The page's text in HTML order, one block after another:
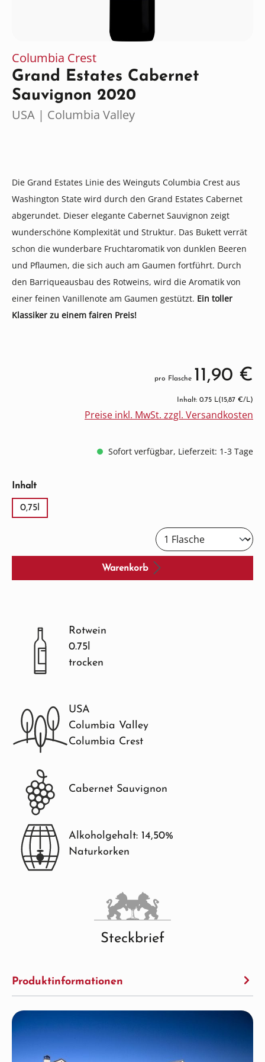
Columbia Crest
Grand Estates Cabernet
Sauvignon 2020
USA | Columbia Valley
Die Grand Estates Linie des Weinguts Columbia Crest aus
Washington State wird durch den Grand Estates Cabernet
abgerundet. Dieser elegante Cabernet Sauvignon zeigt
wunderschöne Komplexität und Struktur. Das Bukett verrät
schon die wunderbare Fruchtaromatik von dunklen Beeren
und Pflaumen, die sich auch am Gaumen fortführt. Durch
den Barriqueausbau des Rotweins, wird die Aromatik von
einer feinen Vanillenote am Gaumen gestützt. Ein toller
Klassiker zu einem fairen Preis!
pro Flasche 11,90 €
Inhalt: 0.75 L(15,87 €/L)
Preise inkl. MwSt. zzgl. Versandkosten
Sofort verfügbar, Lieferzeit: 1-3 Tage
Inhaltauswählen
0,75l
Warenkorb
Rotwein
0.75l
trocken
USA
Columbia Valley
Columbia Crest
Cabernet Sauvignon
Alkoholgehalt: 14,50%
Naturkorken
Steckbrief
Produktinformationen